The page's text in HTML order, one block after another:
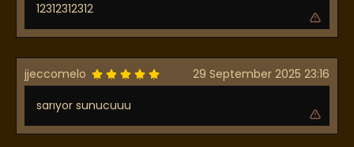
12312312312
jjeccomelo
29 September 2025 23:16
sarıyor sunucuuu